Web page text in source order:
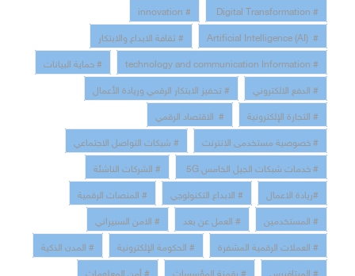
# Digital Transformation
# innovation
# Artificial Intelligence (AI)
# ثقافة الابداع والابتكار
# technology and communication Information
# حماية البيانات
# الدفع الالكتروني
# تحفيز الابتكار الرقمي وريادة الأعمال
# التجارة الإلكترونية
# الاقتصاد الرقمي
# خصوصية مستخدمى الانترنت
# شبكات التواصل الاجتماعي
# خدمات شبكات الجيل الخامس 5G
# الشركات الناشئة
#ريادة الاعمال
# الابداع التكنولوجي
# المنصات الرقمية
# المستخدمين
# العمل عن بعد
# الامن السبيراني
# العملات الرقمية المشفرة
# الحكومة الإلكترونية
# المدن الذكية
# الميتافيرس
# رقمنة المؤسسات # أمن المعلومات